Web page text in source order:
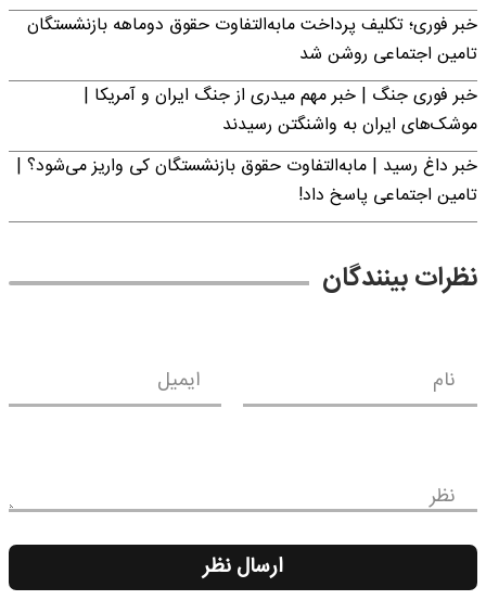
خبر فوری؛ تکلیف پرداخت مابه‌التفاوت حقوق دوماهه بازنشستگان
تامین اجتماعی روشن شد
خبر فوری جنگ | خبر مهم میدری از جنگ ایران و آمریکا |
موشک‌های ایران به واشنگتن رسیدند
خبر داغ رسید | مابه‌التفاوت حقوق بازنشستگان کی واریز می‌شود؟ |
تامین اجتماعی پاسخ داد!
نظرات بینندگان
نام ایمیل
نظر
ارسال نظر